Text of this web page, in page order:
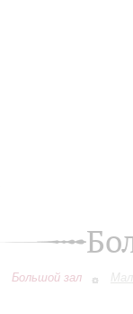
Большой зал